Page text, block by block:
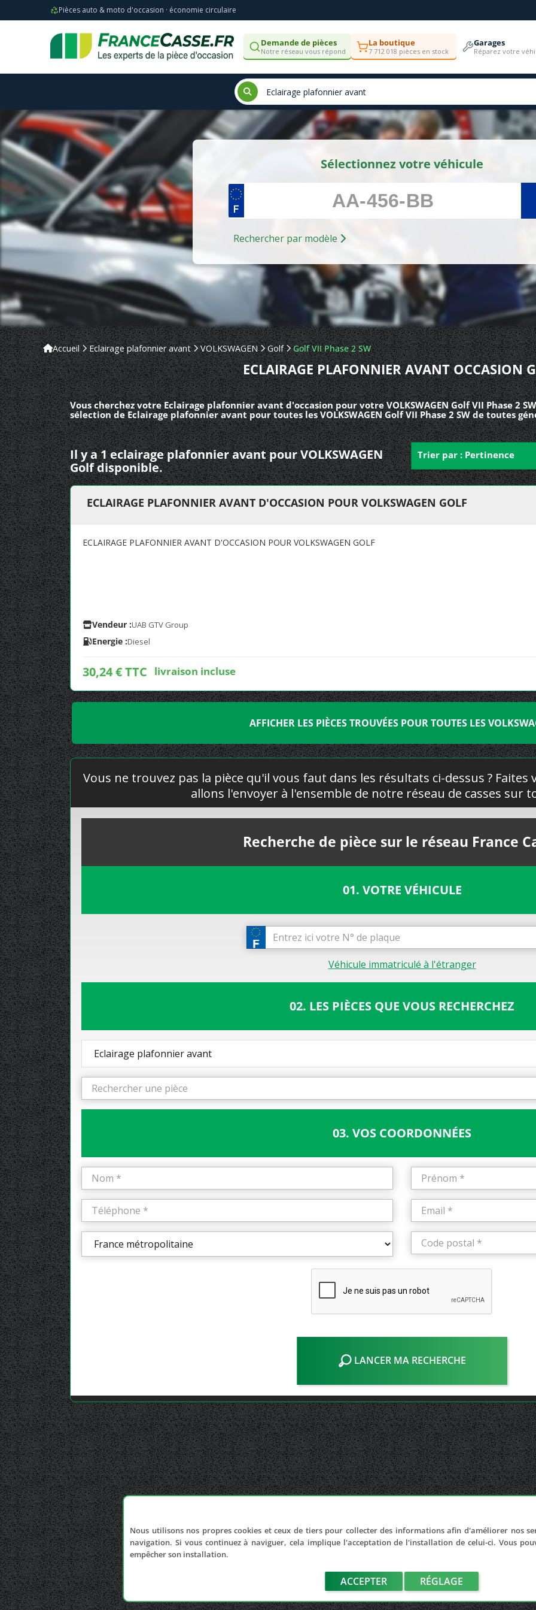
Pièces auto & moto d'occasion · économie circulaire
Demande de pièces
Notre réseau vous répond
La boutique
7 712 018 pièces en stock
Garages
Réparez votre
Sélectionnez votre véhicule
Rechercher par modèle
Accueil Eclairage plafonnier avant VOLKSWAGEN Golf Golf VII Phase 2 SW
ECLAIRAGE PLAFONNIER AVANT OCCASION
Vous cherchez votre Eclairage plafonnier avant d'occasion pour votre VOLKSWAGEN Golf VII Phase 2
sélection de Eclairage plafonnier avant pour toutes les VOLKSWAGEN Golf VII Phase 2 SW de toutes
Il y a 1 eclairage plafonnier avant pour VOLKSWAGEN
Golf disponible.
Trier par : Pertinence
ECLAIRAGE PLAFONNIER AVANT D'OCCASION POUR VOLKSWAGEN GOLF
ECLAIRAGE PLAFONNIER AVANT D'OCCASION POUR VOLKSWAGEN GOLF
Vendeur :UAB GTV Group
Energie :Diesel
30,24 € TTC livraison incluse
AFFICHER LES PIÈCES TROUVÉES POUR TOUTES LES
Vous ne trouvez pas la pièce qu'il vous faut dans les résultats ci-dessus ? Faites
allons l'envoyer à l'ensemble de notre réseau de casses sur
Recherche de pièce sur le réseau France
01. VOTRE VÉHICULE
Véhicule immatriculé à l'étranger
02. LES PIÈCES QUE VOUS RECHERCHEZ
Eclairage plafonnier avant
03. VOS COORDONNÉES
LANCER MA RECHERCHE
Nous utilisons nos propres cookies et ceux de tiers pour collecter des informations afin d'améliorer nos
navigation. Si vous continuez à naviguer, cela implique l'acceptation de l'installation de celui-ci. Vous
empêcher son installation.
ACCEPTER RÉGLAGE